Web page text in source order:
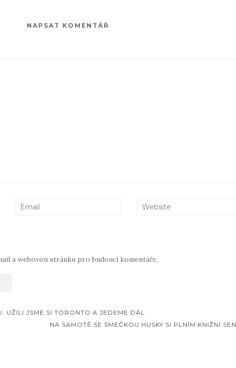
NAPSAT KOMENTÁŘ
a webovou stránku pro budoucí komentáře.
UŽILI JSME SI TORONTO A JEDEME DÁL
NA SAMOTĚ SE SMEČKOU HUSKY SI PLNÍM KNIŽNÍ SEN